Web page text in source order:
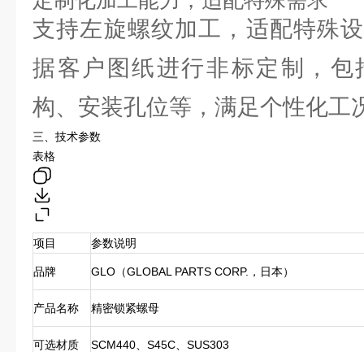
支持左旋螺纹加工，适配特殊
据客户图纸进行非标定制，包
构、安装孔位等，满足个性化工
三、技术参数
表格
项目 参数说明
品牌 GLO（GLOBAL PARTS CORP.，日本）
产品名称 精密锁紧螺母
可选材质 SCM440、S45C、SUS303